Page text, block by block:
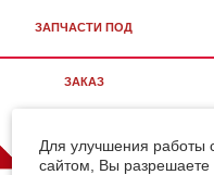
Для улучшения работы
сайтом, Вы разрешаете
ЗАПЧАСТИ ПОД
ЗАКАЗ